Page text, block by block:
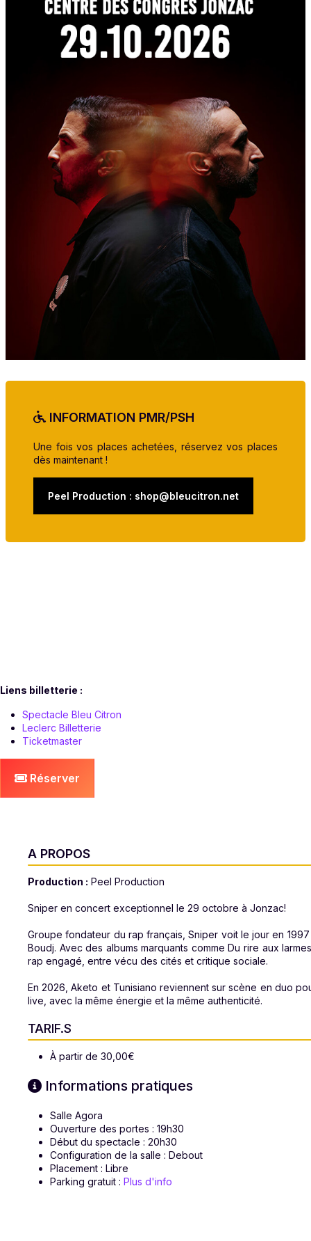
INFORMATION PMR/PSH
Une fois vos places achetées, réservez vos places
dès maintenant !
Peel Production : shop@bleucitron.net
Liens billetterie :
Spectacle Bleu Citron
Leclerc Billetterie
Ticketmaster
Réserver
A PROPOS
Production : Peel Production
Sniper en concert exceptionnel le 29 octobre à Jonzac!
Groupe fondateur du rap français, Sniper voit le jour en
Boudj. Avec des albums marquants comme Du rire aux
rap engagé, entre vécu des cités et critique sociale.
En 2026, Aketo et Tunisiano reviennent sur scène en duo
live, avec la même énergie et la même authenticité.
TARIF.S
À partir de 30,00€
Informations pratiques
Salle Agora
Ouverture des portes : 19h30
Début du spectacle : 20h30
Configuration de la salle : Debout
Placement : Libre
Parking gratuit : Plus d'info